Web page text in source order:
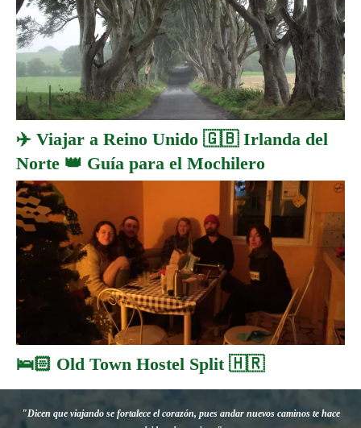
✈️ Viajar a Reino Unido 🇬🇧 Irlanda del
Norte 👑 Guía para el Mochilero
🛌🏻 Old Town Hostel Split 🇭🇷
"Dicen que viajando se fortalece el corazón, pues andar nuevos caminos te hace